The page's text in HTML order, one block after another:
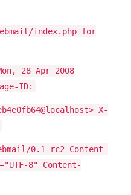
index.php for
28 Apr 2008
ID:
X-
0.1-rc2 Content-
8" Content-